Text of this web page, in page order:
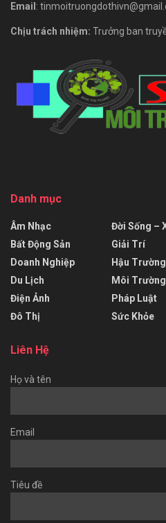
Email :
Chịu trách nhiệm: Trưởng ban
Danh mục
Âm Nhạc
Bất Động Sản
Doanh Nghiệp
Du Lịch
Điện Ảnh
Đô Thị
Đời Sống –
Giải Trí
Hậu Trường
Môi Trường
Pháp Luật
Sức Khỏe
Liên Hệ
Họ và tên
Email
Tiêu đề